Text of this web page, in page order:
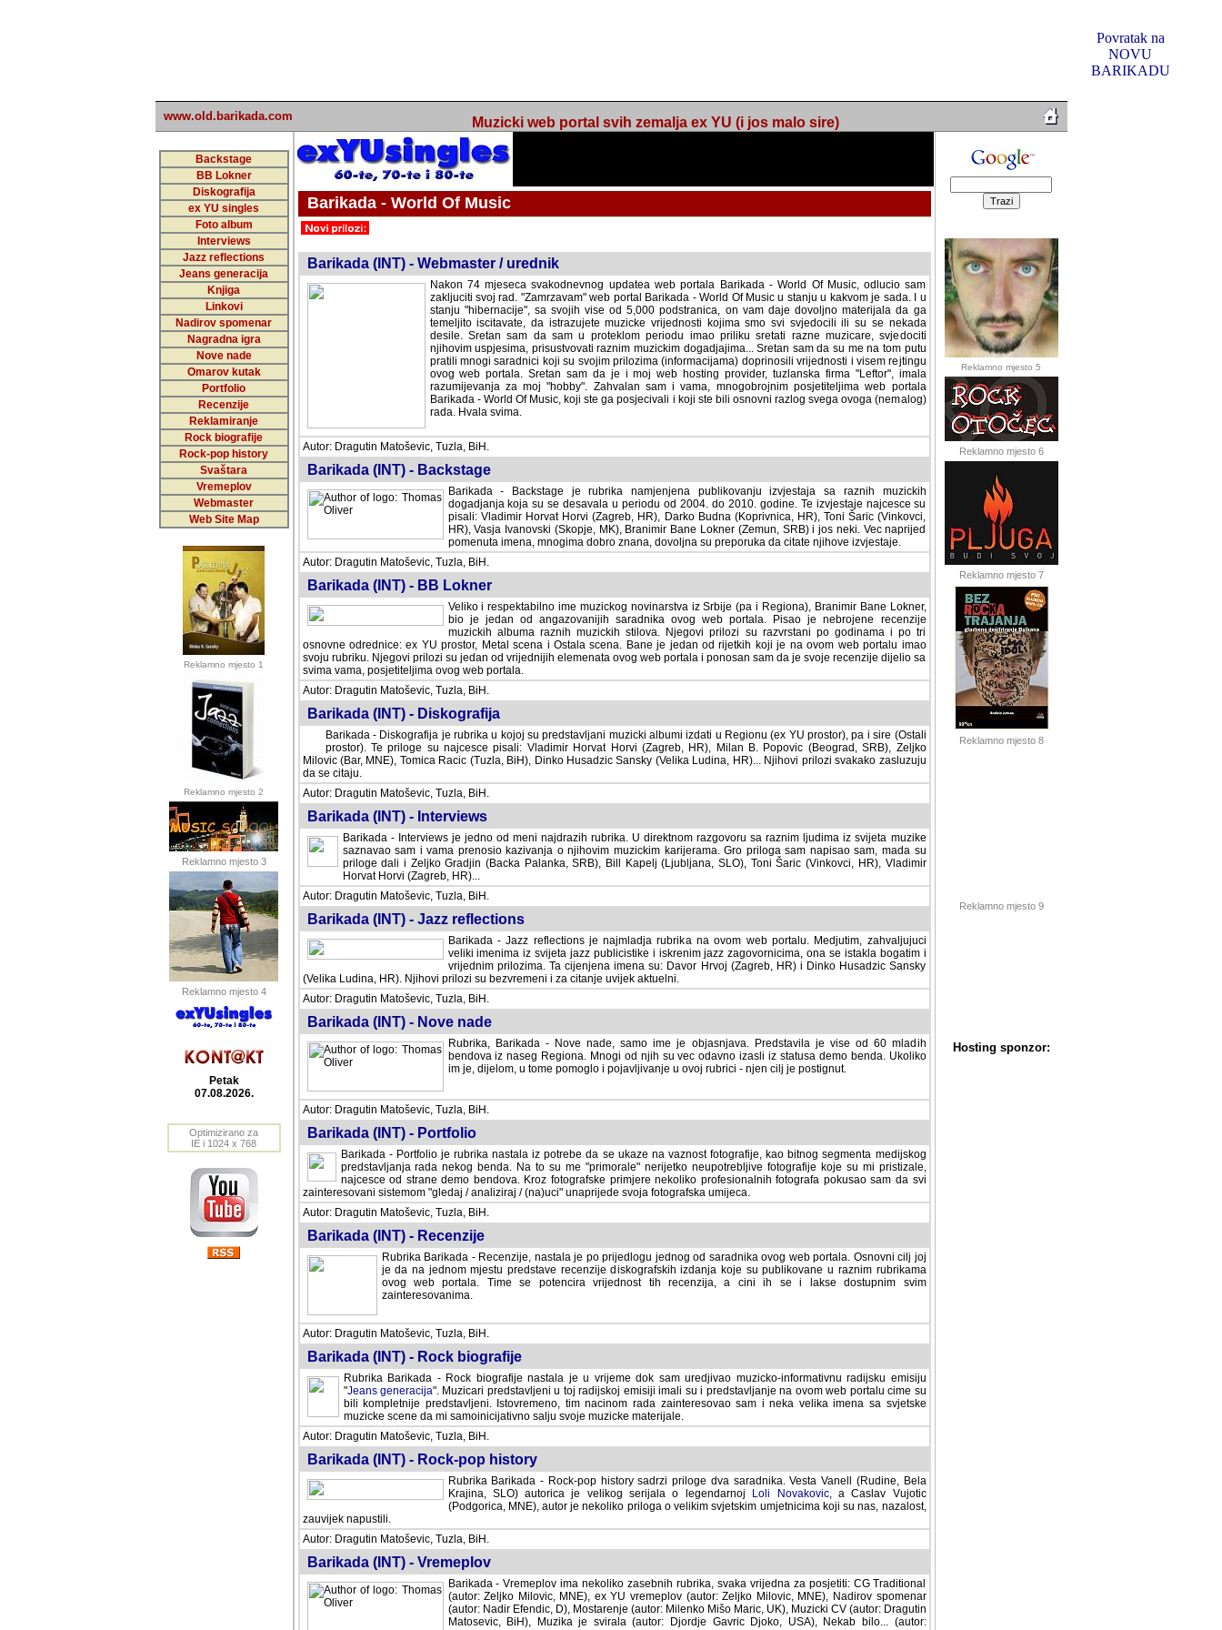
Povratak na
NOVU
BARIKADU
www.old.barikada.com Muzicki web portal svih zemalja ex YU (i jos malo sire)
Backstage
BB Lokner
Diskografija
ex YU singles
Foto album
Interviews
Jazz reflections
Jeans generacija
Knjiga
Linkovi
Nadirov spomenar
Nagradna igra
Nove nade
Omarov kutak
Portfolio
Recenzije
Reklamiranje
Rock biografije
Rock-pop history
Svaštara
Vremeplov
Webmaster
Web Site Map
Reklamno mjesto 1
Reklamno mjesto 2
Reklamno mjesto 3
Reklamno mjesto 4
Petak
07.08.2026.
Optimizirano za
IE i 1024 x 768
Barikada - World Of Music
Barikada (INT) - Webmaster / urednik
Nakon 74 mjeseca svakodnevnog updatea web portala Barikada - World Of Music, odlucio sam
zakljuciti svoj rad. "Zamrzavam" web portal Barikada - World Of Music u stanju u kakvom je sada. I u
stanju "hibernacije", sa svojih vise od 5,000 podstranica, on vam daje dovoljno materijala da ga
temeljito iscitavate, da istrazujete muzicke vrijednosti kojima smo svi svjedocili ili su se nekada desile.
Sretan sam da sam u proteklom periodu imao priliku sretati razne muzicare, svjedociti njihovim
uspjesima, prisustvovati raznim muzickim dogadjajima... Sretan sam da su me na tom putu pratili
mnogi saradnici koji su svojim prilozima (informacijama) doprinosili vrijednosti i visem rejtingu ovog
web portala. Sretan sam da je i moj web hosting provider, tuzlanska firma "Leftor", imala
razumijevanja za moj "hobby". Zahvalan sam i vama, mnogobrojnim posjetiteljima web portala
Barikada - World Of Music, koji ste ga posjecivali i koji ste bili osnovni razlog svega ovoga (nemalog)
rada. Hvala svima.
Autor: Dragutin Matoševic, Tuzla, BiH.
Barikada (INT) - Backstage
Barikada - Backstage je rubrika namjenjena publikovanju izvjestaja sa raznih muzickih
dogadjanja koja su se desavala u periodu od 2004. do 2010. godine. Te izvjestaje najcesce su
pisali: Vladimir Horvat Horvi (Zagreb, HR), Darko Budna (Koprivnica, HR), Toni Šaric (Vinkovci,
HR), Vasja Ivanovski (Skopje, MK), Branimir Bane Lokner (Zemun, SRB) i jos neki. Vec naprijed
pomenuta imena, mnogima dobro znana, dovoljna su preporuka da citate njihove izvjestaje.
Autor: Dragutin Matoševic, Tuzla, BiH.
Barikada (INT) - BB Lokner
Veliko i respektabilno ime muzickog novinarstva iz Srbije (pa i Regiona), Branimir Bane Lokner,
bio je jedan od angazovanijih saradnika ovog web portala. Pisao je nebrojene recenzije muzickih
albuma raznih muzickih stilova. Njegovi prilozi su razvrstani po godinama i po tri osnovne
odrednice: ex YU prostor, Metal scena i Ostala scena. Bane je jedan od rijetkih koji je na ovom web portalu imao svoju rubriku.
Njegovi prilozi su jedan od vrijednijih elemenata ovog web portala i ponosan sam da je svoje recenzije dijelio sa svima vama,
posjetiteljima ovog web portala.
Autor: Dragutin Matoševic, Tuzla, BiH.
Barikada (INT) - Diskografija
Barikada - Diskografija je rubrika u kojoj su predstavljani muzicki albumi izdati u Regionu (ex YU prostor), pa i sire (Ostali
prostor). Te priloge su najcesce pisali: Vladimir Horvat Horvi (Zagreb, HR), Milan B. Popovic (Beograd, SRB), Zeljko Milovic
(Bar, MNE), Tomica Racic (Tuzla, BiH), Dinko Husadzic Sansky (Velika Ludina, HR)... Njihovi prilozi svakako zasluzuju da se
citaju.
Autor: Dragutin Matoševic, Tuzla, BiH.
Barikada (INT) - Interviews
Barikada - Interviews je jedno od meni najdrazih rubrika. U direktnom razgovoru sa raznim ljudima iz svijeta muzike
saznavao sam i vama prenosio kazivanja o njihovim muzickim karijerama. Gro priloga sam napisao sam, mada su
priloge dali i Zeljko Gradjin (Backa Palanka, SRB), Bill Kapelj (Ljubljana, SLO), Toni Šaric (Vinkovci, HR), Vladimir
Horvat Horvi (Zagreb, HR)...
Autor: Dragutin Matoševic, Tuzla, BiH.
Barikada (INT) - Jazz reflections
Barikada - Jazz reflections je najmladja rubrika na ovom web portalu. Medjutim, zahvaljujuci veliki
imenima iz svijeta jazz publicistike i iskrenim jazz zagovornicima, ona se istakla bogatim i
vrijednim prilozima. Ta cijenjena imena su: Davor Hrvoj (Zagreb, HR) i Dinko Husadzic Sansky
(Velika Ludina, HR). Njihovi prilozi su bezvremeni i za citanje uvijek aktuelni.
Autor: Dragutin Matoševic, Tuzla, BiH.
Barikada (INT) - Nove nade
Rubrika, Barikada - Nove nade, samo ime je objasnjava. Predstavila je vise od 60 mladih
bendova iz naseg Regiona. Mnogi od njih su vec odavno izasli iz statusa demo benda. Ukoliko im
je, dijelom, u tome pomoglo i pojavljivanje u ovoj rubrici - njen cilj je postignut.
Autor: Dragutin Matoševic, Tuzla, BiH.
Barikada (INT) - Portfolio
Barikada - Portfolio je rubrika nastala iz potrebe da se ukaze na vaznost fotografije, kao bitnog segmenta medijskog
predstavljanja rada nekog benda. Na to su me "primorale" nerijetko neupotrebljive fotografije koje su mi pristizale,
najcesce od strane demo bendova. Kroz fotografske primjere nekoliko profesionalnih fotografa pokusao sam da svi
zainteresovani sistemom "gledaj / analiziraj / (na)uci" unaprijede svoja fotografska umijeca.
Autor: Dragutin Matoševic, Tuzla, BiH.
Barikada (INT) - Recenzije
Rubrika Barikada - Recenzije, nastala je po prijedlogu jednog od saradnika ovog web portala. Osnovni cilj joj
je da na jednom mjestu predstave recenzije diskografskih izdanja koje su publikovane u raznim rubrikama
ovog web portala. Time se potencira vrijednost tih recenzija, a cini ih se i lakse dostupnim svim
zainteresovanima.
Autor: Dragutin Matoševic, Tuzla, BiH.
Barikada (INT) - Rock biografije
Rubrika Barikada - Rock biografije nastala je u vrijeme dok sam uredjivao muzicko-informativnu radijsku emisiju
"Jeans generacija". Muzicari predstavljeni u toj radijskoj emisiji imali su i predstavljanje na ovom web portalu cime su
bili kompletnije predstavljeni. Istovremeno, tim nacinom rada zainteresovao sam i neka velika imena sa svjetske
muzicke scene da mi samoinicijativno salju svoje muzicke materijale.
Autor: Dragutin Matoševic, Tuzla, BiH.
Barikada (INT) - Rock-pop history
Rubrika Barikada - Rock-pop history sadrzi priloge dva saradnika. Vesta Vanell (Rudine, Bela
Krajina, SLO) autorica je velikog serijala o legendarnoj
Loli Novakovic, a Caslav Vujotic
(Podgorica, MNE), autor je nekoliko priloga o velikim svjetskim umjetnicima koji su nas, nazalost,
zauvijek napustili.
Autor: Dragutin Matoševic, Tuzla, BiH.
Barikada (INT) - Vremeplov
Barikada - Vremeplov ima nekoliko zasebnih rubrika, svaka vrijedna za posjetiti: CG Traditional
(autor: Zeljko Milovic, MNE), ex YU vremeplov (autor: Zeljko Milovic, MNE), Nadirov spomenar
(autor: Nadir Efendic, D), Mostarenje (autor: Milenko Mišo Maric, UK), Muzicki CV (autor: Dragutin
Matosevic, BiH), Muzika je svirala (autor: Djordje Gavric Djoko, USA), Nekab bilo... (autor:
Reklamno mjesto 5
Reklamno mjesto 6
Reklamno mjesto 7
Reklamno mjesto 8
Reklamno mjesto 9